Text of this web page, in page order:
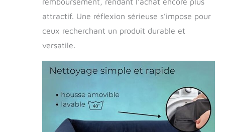
TAILLES ET
COULEURS - Nous
chats de
différentes tailles
vous de choisir.
Taille S- 60 x 40
cm - lit pour
chiens de grande
attractif. Une réflexion sérieuse s’impose pour
ceux recherchant un produit durable et
versatile.